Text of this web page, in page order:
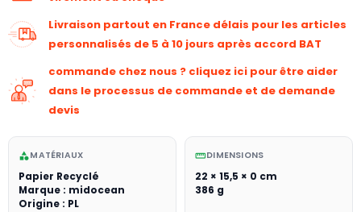
Livraison partout en France délais pour les articles
personnalisés de 5 à 10 jours après accord BAT
commande chez nous ? cliquez ici pour être aider
dans le processus de commande et de demande
devis
categoryMATÉRIAUX
Papier Recyclé
Marque : midocean
Origine : PL
straightenDIMENSIONS
22 × 15,5 × 0 cm
386 g